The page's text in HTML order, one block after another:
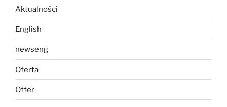
Aktualności
English
newseng
Oferta
Offer